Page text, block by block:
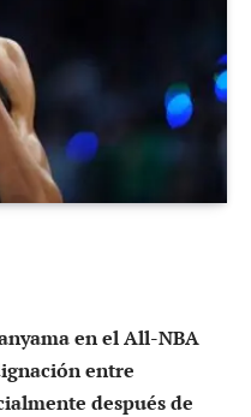
en el All-NBA
entre
después de